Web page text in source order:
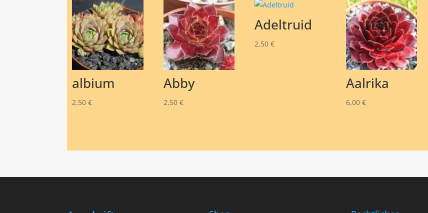
albium
2,50€
Abby
2,50 €
Adeltruid
2,50€
Aalrika
6,00 €